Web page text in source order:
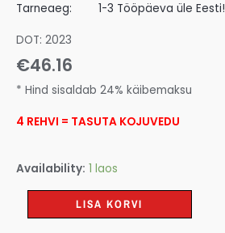
Tarneaeg: 1-3 Tööpäeva üle Eesti!
DOT: 2023
€46.16
* Hind sisaldab 24% käibemaksu
4 REHVI = TASUTA KOJUVEDU
Availability: 1 laos
LISA KORVI